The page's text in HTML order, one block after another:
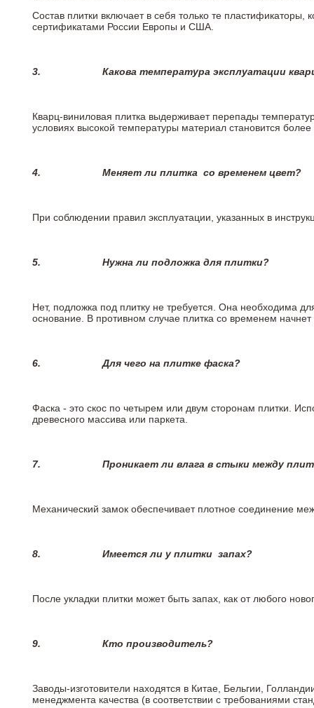
Состав плитки включает в себя только те
сертификатами России Европы и США.
3. Какова температура эксплуатации
Кварц-виниловая плитка выдерживает перепады
условиях высокой температуры материал становится
4. Меняет ли плитка со временем цвет?
При соблюдении правил эксплуатации, указанных в
5. Нужна ли подложка для плитки?
Нет, подложка под плитку не требуется. Она необходима
основание. В противном случае плитка со временем
6.Для чего на плитке фаска?
Фаска - это скос по четырем или двум сторонам плитки.
древесного массива или паркета.
7. Проникает ли влага в стыки между
Механический замок обеспечивает плотное соединение
8. Имеется ли у плитки запах?
После укладки плитки может быть запах, как от любого
9. Кто производитель?
Заводы-изготовители находятся в Китае, Бельгии,
менеджмента качества (в соответствии с требованиями